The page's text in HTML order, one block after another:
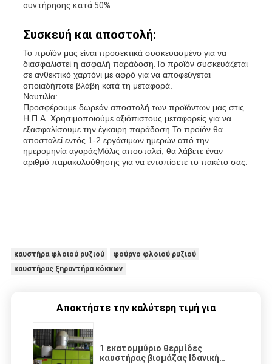
συντήρησης κατά 50%
Συσκευή και αποστολή:
Το προϊόν μας είναι προσεκτικά συσκευασμένο για να
διασφαλιστεί η ασφαλή παράδοση.Το προϊόν συσκευάζεται
σε ανθεκτικό χαρτόνι με αφρό για να αποφεύγεται
οποιαδήποτε βλάβη κατά τη μεταφορά.
Ναυτιλία:
Προσφέρουμε δωρεάν αποστολή των προϊόντων μας στις
Η.Π.Α. Χρησιμοποιούμε αξιόπιστους μεταφορείς για να
εξασφαλίσουμε την έγκαιρη παράδοση.Το προϊόν θα
αποσταλεί εντός 1-2 εργάσιμων ημερών από την
ημερομηνία αγοράςΜόλις αποσταλεί, θα λάβετε έναν
αριθμό παρακολούθησης για να εντοπίσετε το πακέτο σας.
καυστήρα φλοιού ρυζιού
φούρνο φλοιού ρυζιού
καυστήρας ξηραντήρα κόκκων
Αποκτήστε την καλύτερη τιμή για
1 εκατομμύριο θερμίδες
καυστήρας βιομάζας Ιδανική